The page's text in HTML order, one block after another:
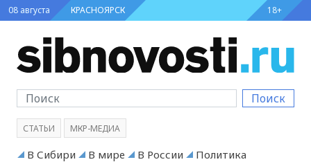
08 августа КРАСНОЯРСК 18+
Поиск
СТАТЬИ МКР-МЕДИА
В Сибири В мире В России
Политика